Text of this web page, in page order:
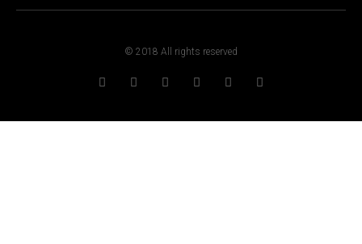
© 2018 All rights reserved